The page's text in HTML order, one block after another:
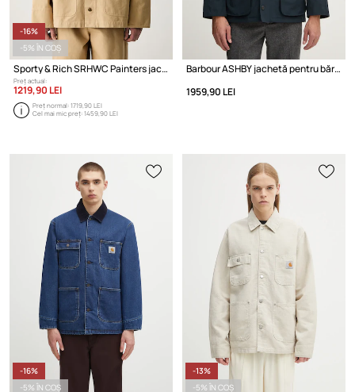
-16%
-5% ÎN COȘ
Sporty & Rich SRHWC Painters jachetă din bumbac pentru bărbați
Preț actual:
1219,90 LEI
Preț normal:1719,90 LEI
Cel mai mic preț:1459,90 LEI
Barbour ASHBY jachetă pentru bărbați
1959,90 LEI
-16%
-5% ÎN COȘ
-13%
-5% ÎN COȘ